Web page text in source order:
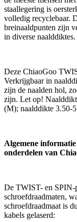
staallegering is
volledig recyclebaar.
breinaaldpunten zijn
in diverse
Deze ChiaoGoo
Verkrijgbaar in
zijn de naalden hol,
zijn. Let op!
(M); naalddikte 3.50-
Algemene
onderdelen van
De TWIST- en SPIN-
schroefdraadmaten,
schroefdraadmaat is
kabels gelaserd: